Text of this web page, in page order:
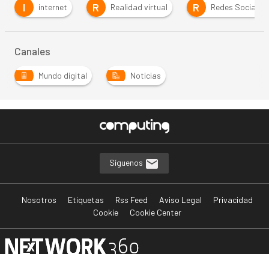
I
internet R Realidad virtual R Redes Sociales
Canales
Mundo digital Noticias
Síguenos
Nosotros Etiquetas Rss Feed Aviso Legal
Privacidad
Cookie
Cookie Center